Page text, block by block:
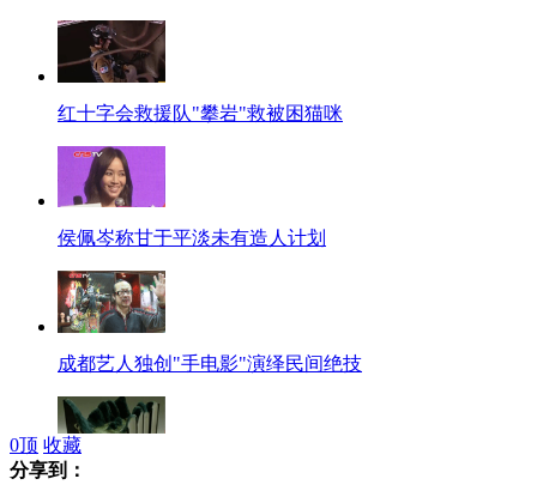
红十字会救援队"攀岩"救被困猫咪
侯佩岑称甘于平淡未有造人计划
成都艺人独创"手电影"演绎民间绝技
0顶 收藏
分享到：